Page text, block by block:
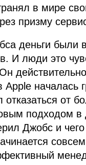
в мире
призму
деньги были
И люди это
началась
отказаться от
подходом в
Джобс и